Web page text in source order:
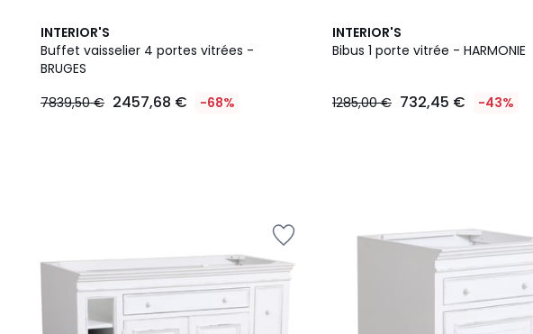
INTERIOR'S
Buffet vaisselier 4 portes vitrées -
BRUGES
€
appliquée.
7839,50 € 2457,68 € -68%
INTERIOR'S
Bibus 1 porte vitrée - HARMONIE
1285,00 € 732,45 € -43%